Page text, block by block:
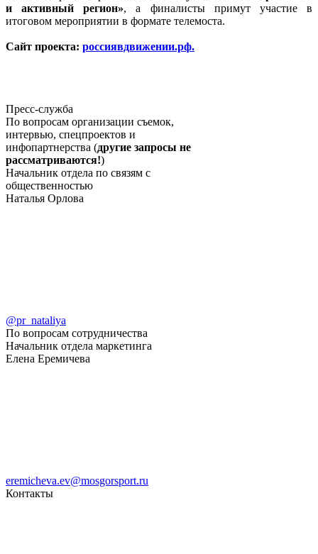
и активный регион», а финалисты примут участие в
итоговом мероприятии в формате телемоста.
Сайт проекта: россиявдвижении.рф.
Пресс-служба
По вопросам организации съемок,
интервью, спецпроектов и
инфопартнерства (другие запросы не
рассматриваются!)
Начальник отдела по связям с
общественностью
Наталья Орлова
@pr_nataliya
По вопросам сотрудничества
Начальник отдела маркетинга
Елена Еремичева
eremicheva.ev@mosgorsport.ru
Контакты